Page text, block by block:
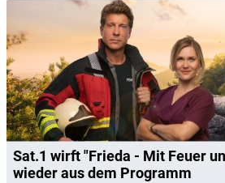
Sat.1 wirft "Frieda - Mit Feuer
wieder aus dem Programm